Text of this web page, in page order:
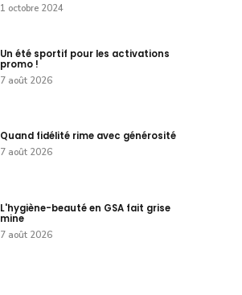
1 octobre 2024
Un été sportif pour les activations
promo !
7 août 2026
Quand fidélité rime avec générosité
7 août 2026
L'hygiène-beauté en GSA fait grise
mine
7 août 2026